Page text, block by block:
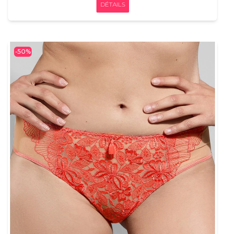
DÉTAILS
-50%